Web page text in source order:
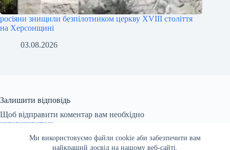
Ми використовуємо файли cookie аби забезпечити вам
найкращий досвід на нашому веб-сайті.
росіяни знищили безпілотником церкву XVIII століття
на Херсонщині
03.08.2026
Залишити відповідь
Щоб відправити коментар вам необхідно
авторизуватись